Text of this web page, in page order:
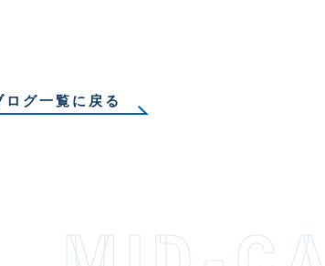
ログ一覧に戻る